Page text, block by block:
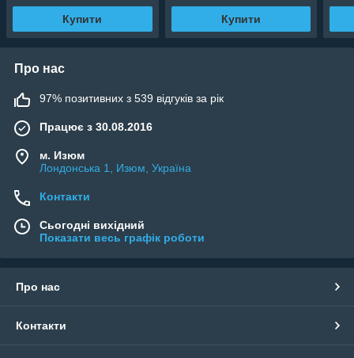
Купити Купити
Про нас
97% позитивних з 539 відгуків за рік
Працює з 30.08.2016
м. Изюм
Лондонська 1, Изюм, Україна
Контакти
Сьогодні вихідний
Показати весь графік роботи
Про нас
Контакти